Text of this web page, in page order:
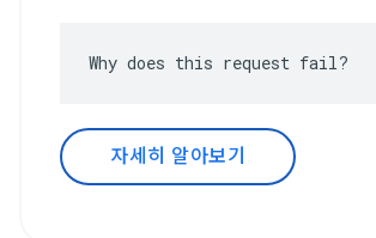
Why does this request fail?
자세히 알아보기